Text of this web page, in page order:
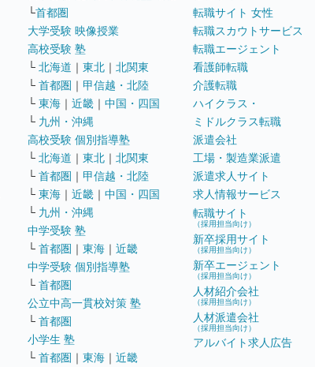
└首都圏
大学受験 映像授業
高校受験 塾
└ 北海道 ｜ 東北 ｜ 北関東
└ 首都圏 ｜ 甲信越・北陸
└ 東海 ｜ 近畿 ｜ 中国・四国
└ 九州・沖縄
高校受験 個別指導塾
└ 北海道 ｜ 東北 ｜ 北関東
└ 首都圏 ｜ 甲信越・北陸
└ 東海 ｜ 近畿 ｜ 中国・四国
└ 九州・沖縄
中学受験 塾
└ 首都圏 ｜ 東海 ｜ 近畿
中学受験 個別指導塾
└ 首都圏
公立中高一貫校対策 塾
└ 首都圏
小学生 塾
└ 首都圏 ｜ 東海 ｜ 近畿
転職サイト 女性
転職スカウトサービス
転職エージェント
看護師転職
介護転職
ハイクラス・
ミドルクラス転職
派遣会社
工場・製造業派遣
派遣求人サイト
求人情報サービス
転職サイト
（採用担当向け）
新卒採用サイト
（採用担当向け）
新卒エージェント
（採用担当向け）
人材紹介会社
（採用担当向け）
人材派遣会社
（採用担当向け）
アルバイト求人広告